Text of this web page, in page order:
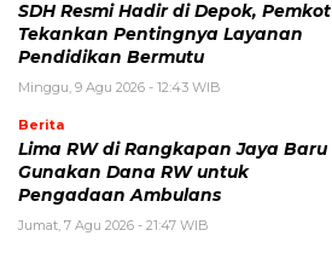
SDH Resmi Hadir di Depok, Pemkot
Tekankan Pentingnya Layanan
Pendidikan Bermutu
Minggu, 9 Agu 2026 - 12:43 WIB
Berita
Lima RW di Rangkapan Jaya Baru
Gunakan Dana RW untuk
Pengadaan Ambulans
Jumat, 7 Agu 2026 - 21:47 WIB